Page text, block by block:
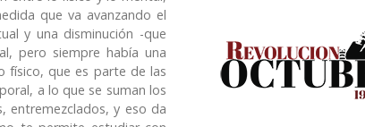
que va avanzando el
y una disminución -que
pero siempre había una
físico, que es parte de las
a lo que se suman los
entremezclados, y eso da